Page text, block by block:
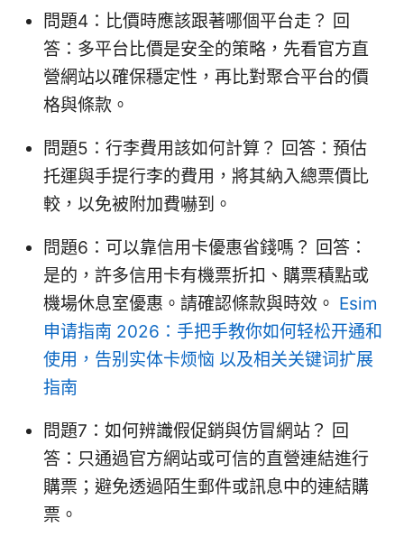
問題4：比價時應該跟著哪個平台走？ 回
答：多平台比價是安全的策略，先看官方直
營網站以確保穩定性，再比對聚合平台的價
格與條款。
問題5：行李費用該如何計算？ 回答：預估
托運與手提行李的費用，將其納入總票價比
較，以免被附加費嚇到。
問題6：可以靠信用卡優惠省錢嗎？ 回答：
是的，許多信用卡有機票折扣、購票積點或
機場休息室優惠。請確認條款與時效。 Esim
申请指南 2026：手把手教你如何轻松开通和
使用，告别实体卡烦恼 以及相关关键词扩展
指南
問題7：如何辨識假促銷與仿冒網站？ 回
答：只通過官方網站或可信的直營連結進行
購票；避免透過陌生郵件或訊息中的連結購
票。